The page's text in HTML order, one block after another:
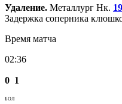
Удаление. Металлург Нк.
Задержка соперника
Время матча
02:36
0 1
БОЛ